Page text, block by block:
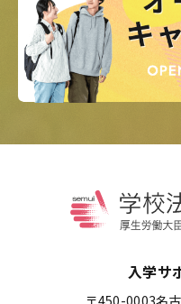
入学サ
〒450-0003名